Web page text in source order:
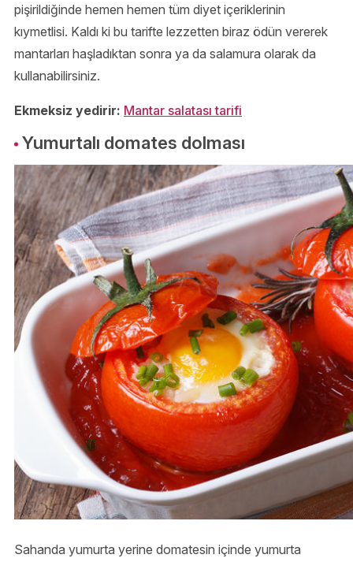
pişirildiğinde hemen hemen tüm diyet içeriklerinin
kıymetlisi. Kaldı ki bu tarifte lezzetten biraz ödün vererek
mantarları haşladıktan sonra ya da salamura olarak da
kullanabilirsiniz.
Ekmeksiz yedirir: Mantar salatası tarifi
Yumurtalı domates dolması
Sahanda yumurta yerine domatesin içinde yumurta